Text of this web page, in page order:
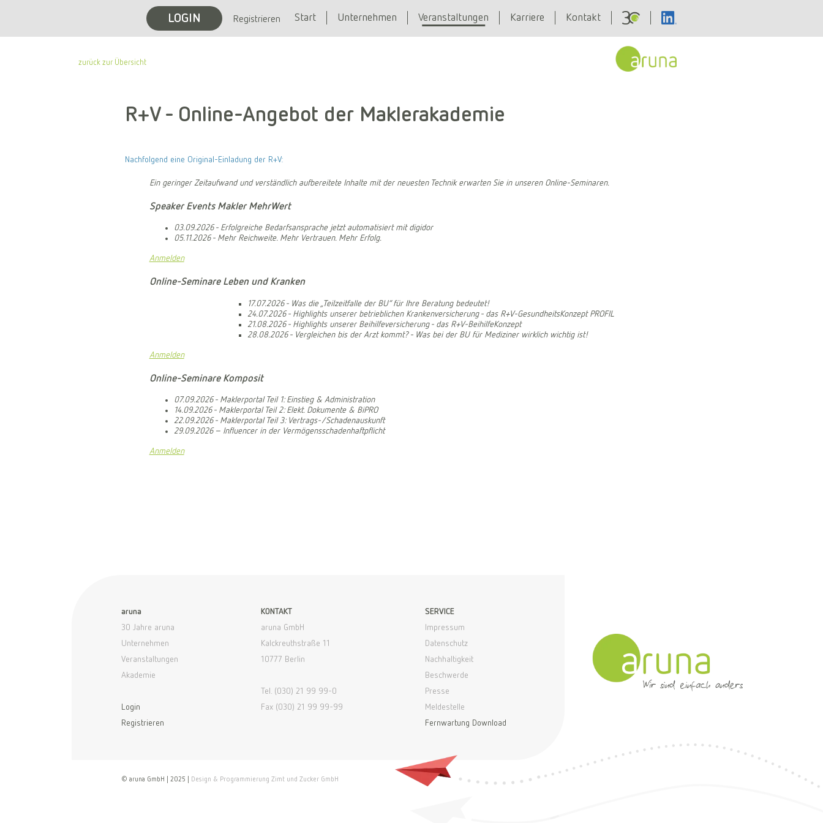
LOGIN Registrieren Start Unternehmen Veranstaltungen Karriere Kontakt
zurück zur Übersicht
R+V - Online-Angebot der Maklerakademie
Nachfolgend eine Original-Einladung der R+V:
Ein geringer Zeitaufwand und verständlich aufbereitete Inhalte mit der neuesten Technik erwarten Sie in unseren Online-Seminaren.
Speaker Events Makler MehrWert
03.09.2026 - Erfolgreiche Bedarfsansprache jetzt automatisiert mit digidor
05.11.2026 - Mehr Reichweite. Mehr Vertrauen. Mehr Erfolg.
Anmelden
Online-Seminare Leben und Kranken
17.07.2026 - Was die „Teilzeitfalle der BU“ für Ihre Beratung bedeutet!
24.07.2026 - Highlights unserer betrieblichen Krankenversicherung - das R+V-GesundheitsKonzept PROFIL
21.08.2026 - Highlights unserer Beihilfeversicherung - das R+V-BeihilfeKonzept
28.08.2026 - Vergleichen bis der Arzt kommt? - Was bei der BU für Mediziner wirklich wichtig ist!
Anmelden
Online-Seminare Komposit
07.09.2026 - Maklerportal Teil 1: Einstieg & Administration
14.09.2026 - Maklerportal Teil 2: Elekt. Dokumente & BiPRO
22.09.2026 - Maklerportal Teil 3: Vertrags-/Schadenauskunft
29.09.2026 – Influencer in der Vermögensschadenhaftpflicht
Anmelden
aruna
30 Jahre aruna
Unternehmen
Veranstaltungen
Akademie
Login
Registrieren
KONTAKT
aruna GmbH
Kalckreuthstraße 11
10777 Berlin
Tel. (030) 21 99 99-0
Fax (030) 21 99 99-99
SERVICE
Impressum
Datenschutz
Nachhaltigkeit
Beschwerde
Presse
Meldestelle
Fernwartung Download
© aruna GmbH | 2025 | Design & Programmierung Zimt und Zucker GmbH